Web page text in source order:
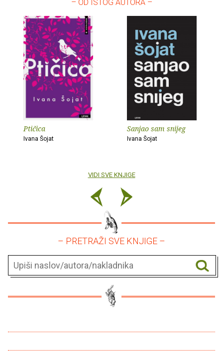
– OD ISTOG AUTORA –
Ptičica
Ivana Šojat
Sanjao sam snijeg
Ivana Šojat
VIDI SVE KNJIGE
– PRETRAŽI SVE KNJIGE –